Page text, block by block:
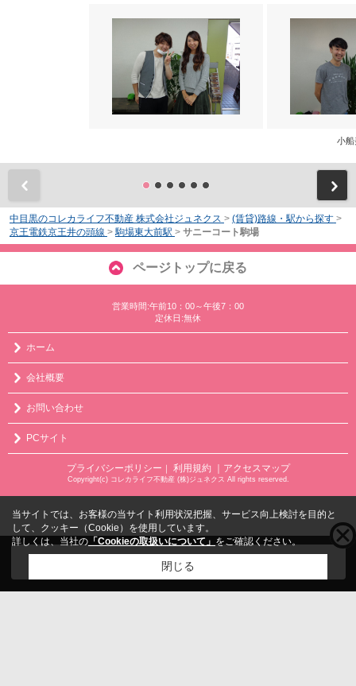
小船
中目黒のコレカライフ不動産 株式会社ジュネクス > (賃貸)路線・駅から探す >
京王電鉄京王井の頭線 > 駒場東大前駅 > サニーコート駒場
ページトップに戻る
営業時間:午前10：00～午後7：00
定休日:無休
ホーム
会社概要
お問い合わせ
PCサイト
プライバシーポリシー 利用規約 ｜アクセスマップ
Copyright(c) コレカライフ不動産 (株)ジュネクス All rights reserved.
こちらの物件をご覧の方にお勧めな物件
当サイトでは、お客様の当サイト利用状況把握、サービス向上検討を目的と
して、クッキー（Cookie）を使用しています。
詳しくは、当社の 「Cookieの取扱いについて」 をご確認ください。
閉じる